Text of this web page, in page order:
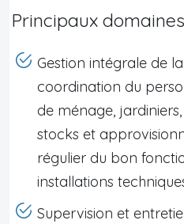
Principaux
Gestion intégrale de
coordination du
de ménage,
stocks et
régulier du bon
installations
Supervision et